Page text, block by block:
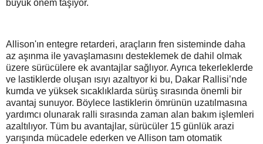
büyük önem taşıyor.
Allison'ın entegre retarderi, araçların fren sisteminde daha
az aşınma ile yavaşlamasını desteklemek de dahil olmak
üzere sürücülere ek avantajlar sağlıyor. Ayrıca tekerleklerde
ve lastiklerde oluşan ısıyı azaltıyor ki bu, Dakar Rallisi’nde
kumda ve yüksek sıcaklıklarda sürüş sırasında önemli bir
avantaj sunuyor. Böylece lastiklerin ömrünün uzatılmasına
yardımcı olunarak ralli sırasında zaman alan bakım işlemleri
azaltılıyor. Tüm bu avantajlar, sürücüler 15 günlük arazi
yarışında mücadele ederken ve Allison tam otomatik